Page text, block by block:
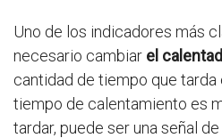
Uno de los indicadores más
necesario cambiar el
cantidad de tiempo que tarda
tiempo de calentamiento es
tardar, puede ser una señal